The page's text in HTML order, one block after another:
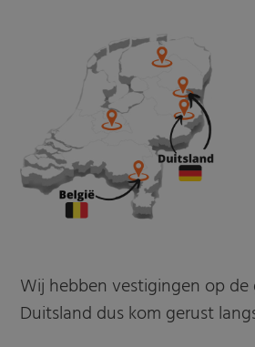
Wij hebben vestigingen op de
Duitsland dus kom gerust